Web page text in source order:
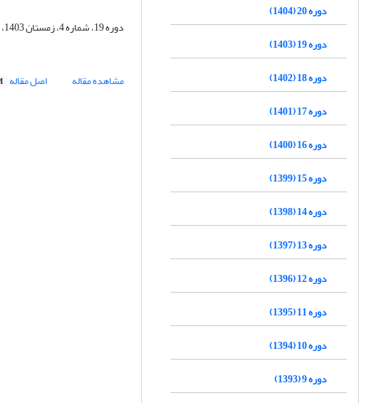
دوره 19، شماره 4، زمستان 1403، صفحه
مشاهده مقاله
اصل مقاله
دوره 20 (1404)
دوره 19 (1403)
دوره 18 (1402)
دوره 17 (1401)
دوره 16 (1400)
دوره 15 (1399)
دوره 14 (1398)
دوره 13 (1397)
دوره 12 (1396)
دوره 11 (1395)
دوره 10 (1394)
دوره 9 (1393)